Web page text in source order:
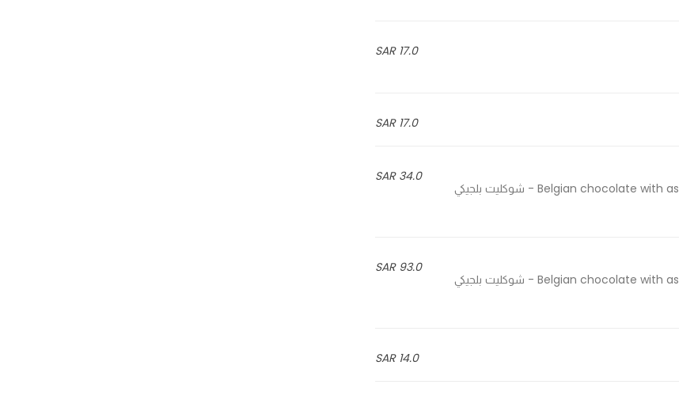
17.0 SAR
17.0 SAR
34.0 SAR
Belgian chocolate with assorted fillings: thyme, cardamom, hazelnut, coffee, violin, lotus - شوكليت بلجيكي
93.0 SAR
Belgian chocolate with assorted fillings: thyme, cardamom, hazelnut, coffee, violin, lotus - شوكليت بلجيكي
14.0 SAR